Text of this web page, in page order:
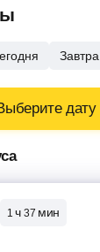
Завтра
дату
1ч 37 мин